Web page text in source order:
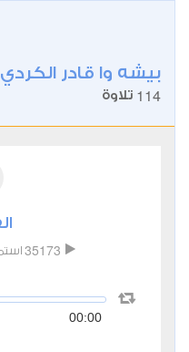
بيشه وا قادر
114 تلاوة
35173
00:00